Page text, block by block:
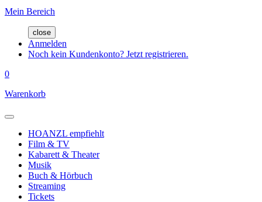
Mein Bereich
close
Anmelden
Noch kein Kundenkonto? Jetzt registrieren.
0
Warenkorb
HOANZL empfiehlt
Film & TV
Kabarett & Theater
Musik
Buch & Hörbuch
Streaming
Tickets